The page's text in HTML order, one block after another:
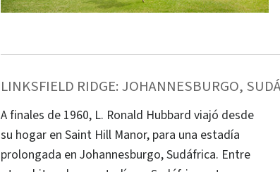
LINKSFIELD RIDGE: JOHANNESBURGO,
A finales de 1960, L. Ronald Hubbard viajó desde
su hogar en Saint Hill Manor, para una estadía
prolongada en Johannesburgo, Sudáfrica. Entre